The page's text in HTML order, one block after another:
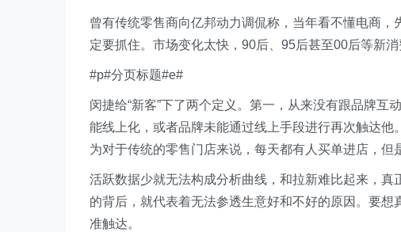
曾有传统零售商向亿邦动力调侃称，当年看不懂电商
定要抓住。市场变化太快，90后、95后甚至00后等新
#p#分页标题#e#
闵捷给“新客”下了两个定义。第一，从来没有跟品牌
能线上化，或者品牌未能通过线上手段进行再次触达他
为对于传统的零售门店来说，每天都有人买单进店，但
活跃数据少就无法构成分析曲线，和拉新难比起来，
的背后，就代表着无法参透生意好和不好的原因。要
准触达。